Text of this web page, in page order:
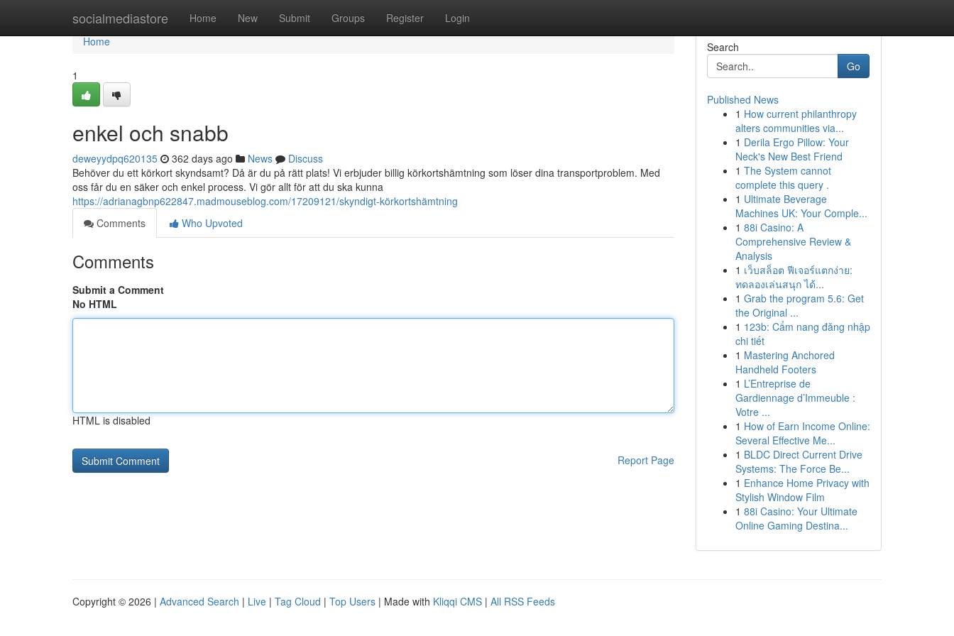
socialmediastore Home New Submit Groups Register Login
Home
Home
1
enkel och snabb
deweyydpq620135 362 days ago News
Discuss
Behöver du ett körkort skyndsamt? Då är du på rätt plats! Vi erbjuder billig körkortshämtning som löser dina transportproblem. Med
oss får du en säker och enkel process. Vi gör allt för att du ska kunna
https://adrianagbnp622847.madmouseblog.com/17209121/skyndigt-körkortshämtning
Comments
Who Upvoted
Comments
Submit a Comment
No HTML
HTML is disabled
Report Page
Search
Go
Published News
1 How current philanthropy
alters communities via...
1 Derila Ergo Pillow: Your
Neck's New Best Friend
1 The System cannot
complete this query .
1 Ultimate Beverage
Machines UK: Your Comple...
1 88i Casino: A
Comprehensive Review &
Analysis
1 เว็บสล็อต ฟีเจอร์แตกง่าย:
ทดลองเล่นสนุก ได้...
1 Grab the program 5.6: Get
the Original ...
1 123b: Cẩm nang đăng nhập
chi tiết
1 Mastering Anchored
Handheld Footers
1 L’Entreprise de
Gardiennage d’Immeuble :
Votre ...
1 How of Earn Income Online:
Several Effective Me...
1 BLDC Direct Current Drive
Systems: The Force Be...
1 Enhance Home Privacy with
Stylish Window Film
1 88i Casino: Your Ultimate
Online Gaming Destina...
Copyright © 2026 | Advanced Search | Live | Tag Cloud | Top Users | Made with Kliqqi CMS | All RSS Feeds